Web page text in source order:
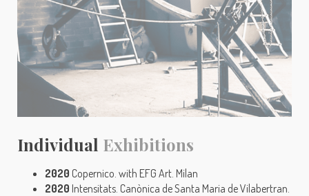
Individual Exhibitions
2020 Copernico. with EFG Art. Milan
2020 Intensitats. Canònica de Santa Maria de Vilabertran.